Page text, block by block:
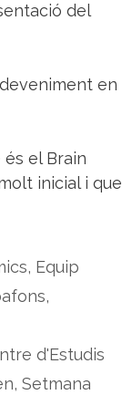
del
en
el Brain
inicial i que
, Equip
,
d'Estudis
, Setmana